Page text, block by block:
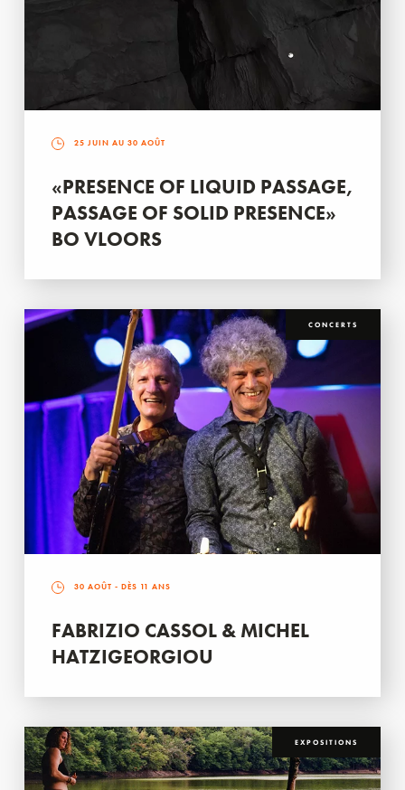
25 JUIN AU 30 AOÛT
«PRESENCE OF LIQUID PASSAGE,
PASSAGE OF SOLID PRESENCE»
BO VLOORS
CONCERTS
30 AOÛT - DÈS 11 ANS
FABRIZIO CASSOL & MICHEL
HATZIGEORGIOU
EXPOSITIONS